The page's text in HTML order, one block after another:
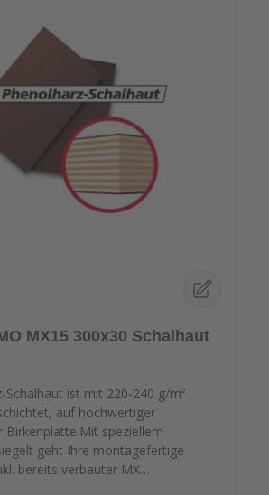
MX15 300x30 Schalhaut
Schalhaut ist mit 220-240 g/m²
auf hochwertiger
Birkenplatte.Mit speziellem
geht Ihre montagefertige
bereits verbauter MX